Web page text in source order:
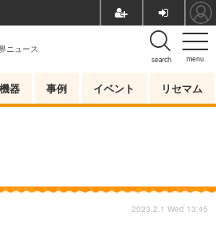
menu
search
ニュース
器 事例 イベント リセマム
2023.2.1 Wed 13:45